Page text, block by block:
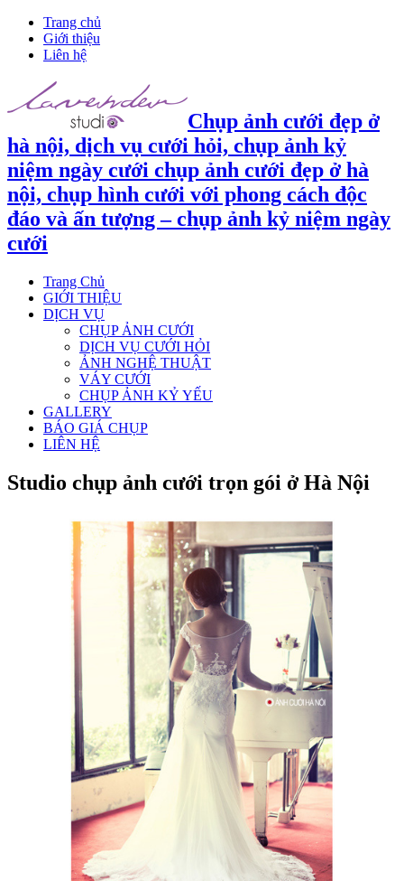
Trang chủ
Giới thiệu
Liên hệ
Chụp ảnh cưới đẹp ở
hà nội, dịch vụ cưới hỏi, chụp ảnh kỷ
niệm ngày cưới chụp ảnh cưới đẹp ở hà
nội, chụp hình cưới với phong cách độc
đáo và ấn tượng – chụp ảnh kỷ niệm ngày
cưới
Trang Chủ
GIỚI THIỆU
DỊCH VỤ
CHỤP ẢNH CƯỚI
DỊCH VỤ CƯỚI HỎI
ẢNH NGHỆ THUẬT
VÁY CƯỚI
CHỤP ẢNH KỶ YẾU
GALLERY
BÁO GIÁ CHỤP
LIÊN HỆ
Studio chụp ảnh cưới trọn gói ở Hà Nội